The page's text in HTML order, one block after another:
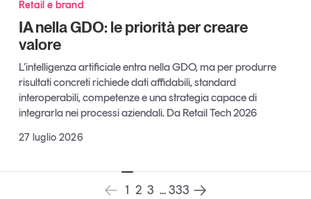
Retail e brand
IA nella GDO: le priorità per creare
valore
L’intelligenza artificiale entra nella GDO, ma per produrre
risultati concreti richiede dati affidabili, standard
interoperabili, competenze e una strategia capace di
integrarla nei processi aziendali. Da Retail Tech 2026
27 luglio 2026
1 2 3 ...333